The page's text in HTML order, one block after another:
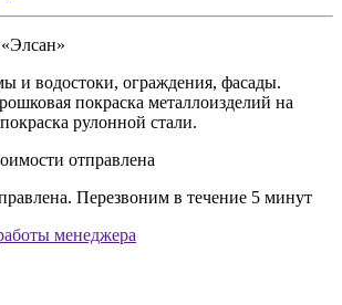
и водостоки, ограждения, фасады.
покраска металлоизделий на
рулонной стали.
отправлена
Перезвоним в течение 5 минут
менеджера